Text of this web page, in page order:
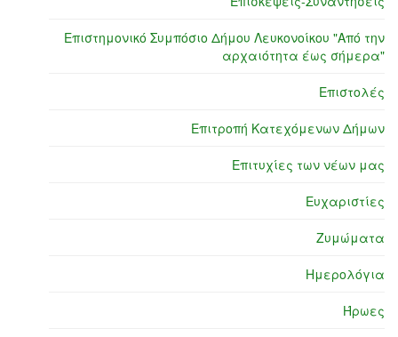
Επιστημονικό Συμπόσιο Δήμου Λευκονοίκου "Από την
αρχαιότητα έως σήμερα"
Επιστολές
Επιτροπή Κατεχόμενων Δήμων
Επιτυχίες των νέων μας
Ευχαριστίες
Ζυμώματα
Ημερολόγια
Ήρωες